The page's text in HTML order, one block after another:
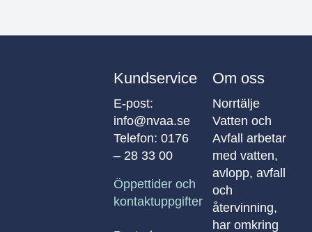
Kundservice
E-post:
info@nvaa.se
Telefon: 0176
– 28 33 00
Öppettider och
kontaktuppgifter
Om oss
Norrtälje
Vatten och
Avfall arbetar
med vatten,
avlopp, avfall
och
återvinning,
har omkring